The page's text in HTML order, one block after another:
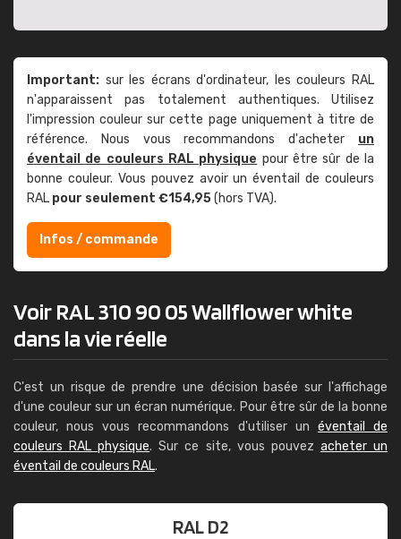
Important: sur les écrans d'ordinateur, les couleurs RAL
n'apparaissent pas totalement authentiques. Utilisez
l'impression couleur sur cette page uniquement à titre de
référence. Nous vous recommandons d'acheter un
éventail de couleurs RAL physique pour être sûr de la
bonne couleur. Vous pouvez avoir un éventail de couleurs
RAL pour seulement €154,95(hors TVA).
Infos / commande
Voir RAL 310 90 05 Wallflower white
dans la vie réelle
C'est un risque de prendre une décision basée sur l'affichage
d'une couleur sur un écran numérique. Pour être sûr de la bonne
couleur, nous vous recommandons d'utiliser un éventail de
couleurs RAL physique. Sur ce site, vous pouvez acheter un
éventail de couleurs RAL.
RAL D2